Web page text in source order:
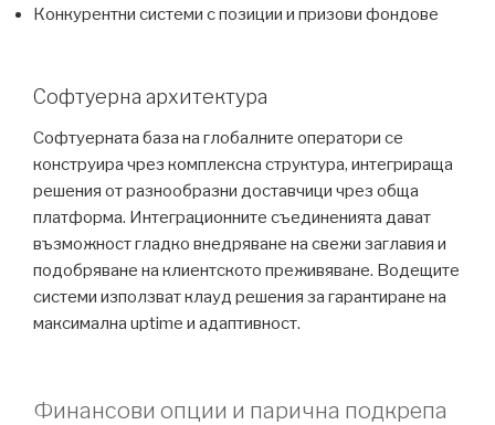
Конкурентни системи с позиции и призови фондове
Софтуерна архитектура
Софтуерната база на глобалните оператори се
конструира чрез комплексна структура, интегрираща
решения от разнообразни доставчици чрез обща
платформа. Интеграционните съединенията дават
възможност гладко внедряване на свежи заглавия и
подобряване на клиентското преживяване. Водещите
системи използват клауд решения за гарантиране на
максимална uptime и адаптивност.
Финансови опции и парична подкрепа